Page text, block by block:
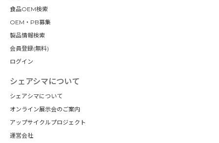
食品OEM検索
OEM・PB募集
製品情報検索
会員登録(無料)
ログイン
シェアシマについて
シェアシマについて
オンライン展示会のご案内
アップサイクルプロジェクト
運営会社